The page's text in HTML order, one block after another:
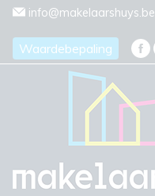
Menu overslaan en naar
info@makelaarshuys.be
Waardebepaling